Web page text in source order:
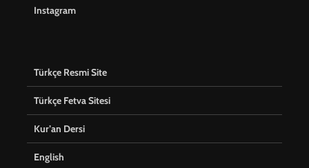
Instagram
Türkçe Resmi Site
Türkçe Fetva Sitesi
Kur’an Dersi
English